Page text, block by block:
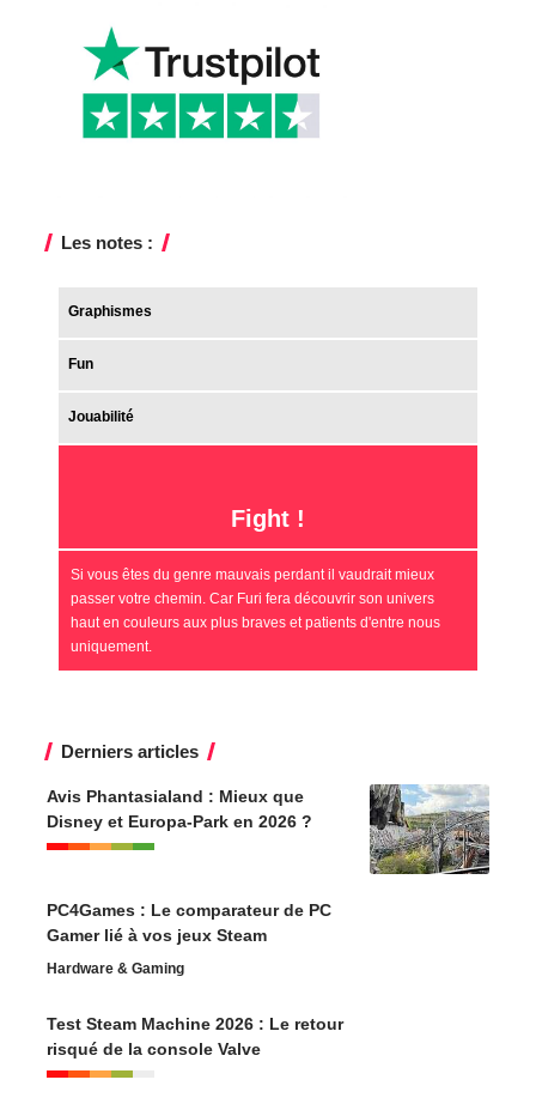
Les notes :
Graphismes
Fun
Jouabilité
Fight !
Si vous êtes du genre mauvais perdant il vaudrait mieux
passer votre chemin. Car Furi fera découvrir son univers
haut en couleurs aux plus braves et patients d'entre nous
uniquement.
Derniers articles
Avis Phantasialand : Mieux que
Disney et Europa-Park en 2026 ?
PC4Games : Le comparateur de PC
Gamer lié à vos jeux Steam
Hardware & Gaming
Test Steam Machine 2026 : Le retour
risqué de la console Valve